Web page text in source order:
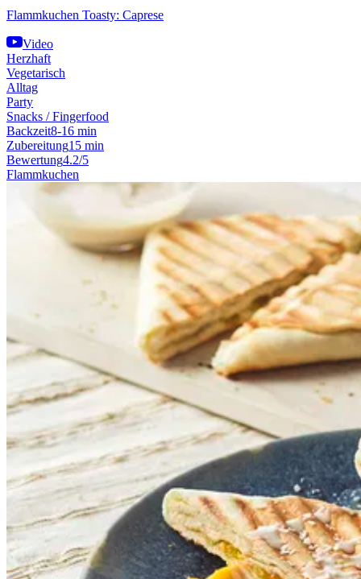
Flammkuchen Toasty: Caprese
Video
Herzhaft
Vegetarisch
Alltag
Party
Snacks / Fingerfood
Backzeit8-16 min
Zubereitung15 min
Bewertung4.2/5
Flammkuchen